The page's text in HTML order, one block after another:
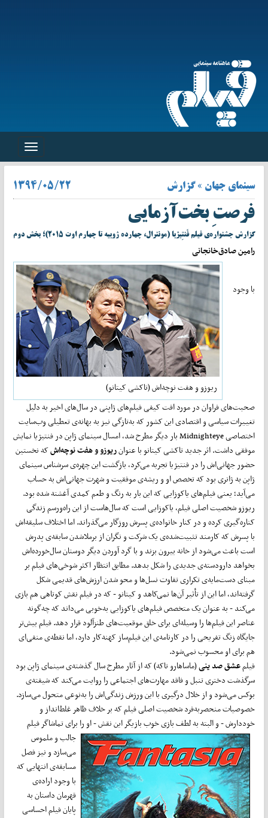
Toggle
سینمای جهان » گزارش ۱۳۹۴/۰۵/۲۲
فرصتِ بخت‌آزمایی
گزارش جشنواره‌ی فیلم فَنتِیژیا (مونترال، چهارده ژوییه تا چهارم اوت ۲۰۱۵)؛ بخش دوم
رامین صادق‌خانجانی
ریوزو و هفت نوچه‌اش (تاکشی کیتانو)
با وجود
صحبت‌های فراوان در مورد افت کیفی فیلم‌های ژاپنی در سال‌های اخیر به دلیل
تغییرات سیاسی و اقتصادی این کشور که به‌تازگی نیز به بهانه‌ی تعطیلی وب‌سایت
اختصاصی Midnighteye بار دیگر مطرح شد، امسال سینمای ژاپن در فنتیژیا نمایش
موفقی داشت. اثر جدید تاکشی کیتانو با عنوانریوزو و هفت نوچه‌اشکه نخستین
حضور جهانی‌اش را در فنتیژیا تجربه می‌کرد، بازگشت این چهره‌ی سرشناس سینمای
ژاپن به ژانری بود که تخصص او و ریشه‌ی موفقیت و شهرت جهانی‌اش به حساب
می‌آید؛ یعنی فیلم‌های یاکوزایی که این بار به رنگ و طعم کمدی آغشته شده بود.
ریوزو شخصیت اصلی فیلم، یاکوزایی است که سال‌هاست از این راه‌و‌رسم زندگی
کناره‌گیری کرده و در کنار خانواده‌ی پسرش روزگار می‌گذراند. اما اختلاف سلیقه‌اش
با پسرش که کارمند تثبیت‌شده‌ی یک شرکت و نگران از برملاشدن سابقه‌ی پدرش
است باعث می‌شود از خانه بیرون بزند و با گرد آوردن دیگر دوستان سال‌خورده‌اش
بخواهد دارودسته‌ی جدیدی را شکل بدهد. مطابق انتظار اکثر شوخی‌های فیلم بر
مبنای دست‌مایه‌ی تکراری تفاوت نسل‌ها و محو شدن ارزش‌های قدیمی شکل
گرفته‌اند، اما این از تأثیر آن‌ها نمی‌کاهد و کیتانو - که در فیلم نقش کوتاهی هم بازی
می‌کند - به عنوان یک متخصص فیلم‌های یاکوزایی به‌خوبی می‌داند که چه‌گونه
عناصر این فیلم‌ها را وسیله‌ای برای خلق موقعیت‌های طنزآلود قرار دهد. فیلم بیش‌تر
جایگاه زنگ تفریحی را در کارنامه‌ی این فیلم‌ساز کهنه‌کار دارد، اما نقطه‌ی منفی‌ای
هم برای او محسوب نمی‌شود.
فیلمعشق صد ینی(ماساهارو تاکه) که از آثار مطرح سال گذشته‌ی سینمای ژاپن بود
سرگذشت دختری تنبل و فاقد مهارت‌های اجتماعی را روایت می‌کند که شیفته‌ی
بوکس می‌شود و از خلال درگیری با این ورزش زندگی‌اش را به‌نوعی متحول می‌سازد.
خصوصیات منحصربه‌فرد شخصیت اصلی فیلم که بر خلاف ظاهر غلط‌انداز و
خوددارش - و البته به لطف بازی خوب بازیگر این نقش - او را برای تماشاگر فیلم
جالب و ملموس
می‌سازد و نیز فصل
مسابقه‌ی انتهایی که
با وجود اراده‌ی
قهرمان داستان به
پایان فیلم احساسی